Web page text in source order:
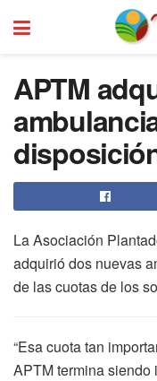
APTM
La Asociación
adquirió dos nuevas
de las cuotas de los
“Esa cuota tan
APTM termina